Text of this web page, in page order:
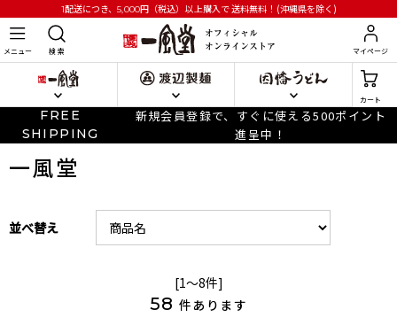
1配送につき、5,000円 （税込）以上購入で送料無料！(沖縄県を除く)
メニュー 検 索 マイページ
カート
FREE
SHIPPING
新規会員登録で、すぐに使える500ポイント
進呈中！
一風堂
並べ替え
[1～8件]
58 件あります